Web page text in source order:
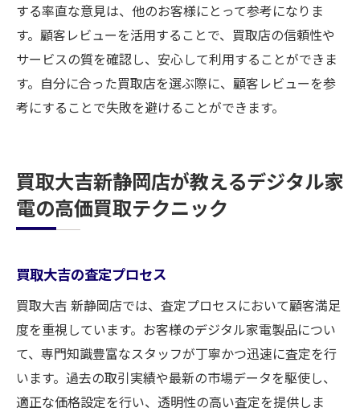
する率直な意見は、他のお客様にとって参考になりま
す。顧客レビューを活用することで、買取店の信頼性や
サービスの質を確認し、安心して利用することができま
す。自分に合った買取店を選ぶ際に、顧客レビューを参
考にすることで失敗を避けることができます。
買取大吉新静岡店が教えるデジタル家
電の高価買取テクニック
買取大吉の査定プロセス
買取大吉 新静岡店では、査定プロセスにおいて顧客満足
度を重視しています。お客様のデジタル家電製品につい
て、専門知識豊富なスタッフが丁寧かつ迅速に査定を行
います。過去の取引実績や最新の市場データを駆使し、
適正な価格設定を行い、透明性の高い査定を提供しま